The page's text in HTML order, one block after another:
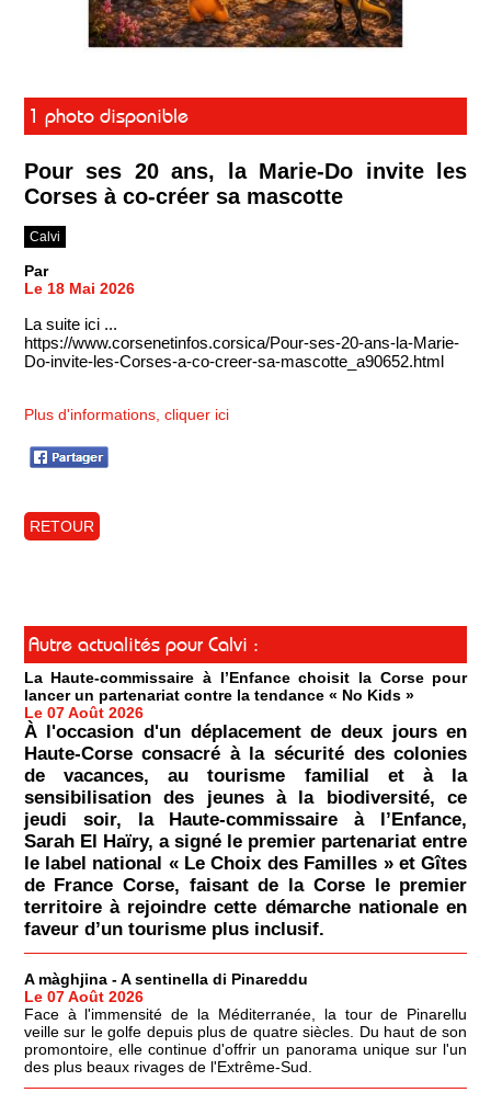
1 photo disponible
Pour ses 20 ans, la Marie-Do invite les
Corses à co-créer sa mascotte
Calvi
Par
Le 18 Mai 2026
La suite ici ...
https://www.corsenetinfos.corsica/Pour-ses-20-ans-la-Marie-
Do-invite-les-Corses-a-co-creer-sa-mascotte_a90652.html
Plus d'informations, cliquer ici
RETOUR
Autre actualités pour Calvi :
La Haute-commissaire à l’Enfance choisit la Corse pour
lancer un partenariat contre la tendance « No Kids »
Le 07 Août 2026
À l'occasion d'un déplacement de deux jours en
Haute-Corse consacré à la sécurité des colonies
de vacances, au tourisme familial et à la
sensibilisation des jeunes à la biodiversité, ce
jeudi soir, la Haute-commissaire à l’Enfance,
Sarah El Haïry, a signé le premier partenariat entre
le label national « Le Choix des Familles » et Gîtes
de France Corse, faisant de la Corse le premier
territoire à rejoindre cette démarche nationale en
faveur d’un tourisme plus inclusif.
A màghjina - A sentinella di Pinareddu
Le 07 Août 2026
Face à l'immensité de la Méditerranée, la tour de Pinarellu
veille sur le golfe depuis plus de quatre siècles. Du haut de son
promontoire, elle continue d'offrir un panorama unique sur l'un
des plus beaux rivages de l'Extrême-Sud.